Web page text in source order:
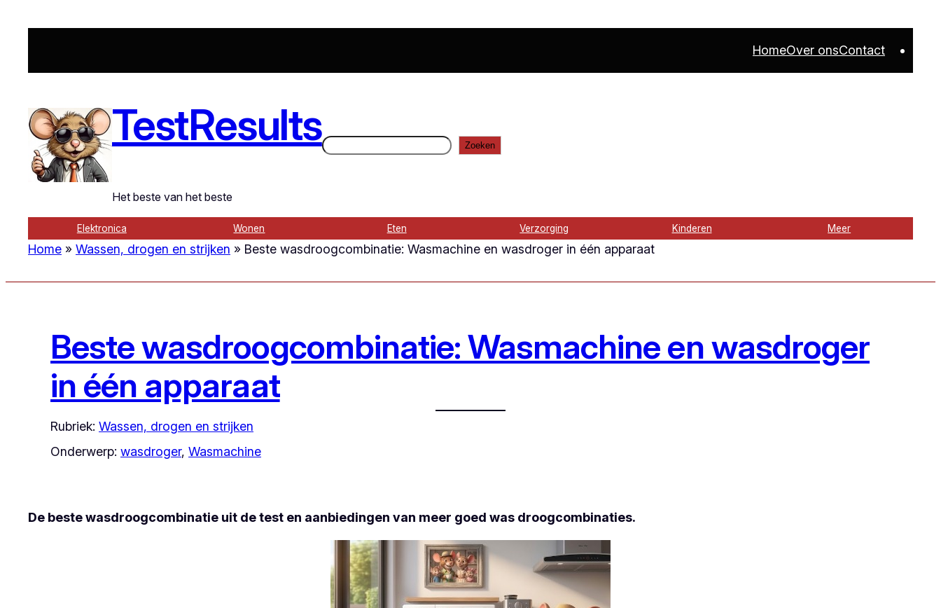
inhoud
HomeOver onsContact
TestResults
Het beste van het beste
Zoeken Zoeken
Elektronica Wonen Eten Verzorging Kinderen Meer
Home » Wassen, drogen en strijken » Beste wasdroogcombinatie: Wasmachine en wasdroger in één apparaat
Beste wasdroogcombinatie: Wasmachine en wasdroger
in één apparaat
Rubriek: Wassen, drogen en strijken
Onderwerp: wasdroger, Wasmachine
De beste wasdroogcombinatie uit de test en aanbiedingen van meer goed was droogcombinaties.